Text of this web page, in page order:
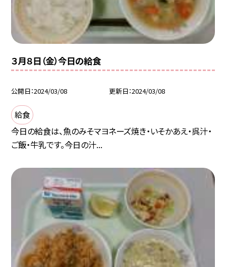
３月８日（金）今日の給食
公開日 2024/03/08 更新日 2024/03/08
給食
今日の給食は、魚のみそマヨネーズ焼き・いそかあえ・呉汁・
ご飯・牛乳です。今日の汁...